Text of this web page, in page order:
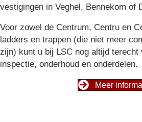
vestigingen in Veghel, Bennekom of
Voor zowel de Centrum, Centru en
ladders en trappen (die niet meer
zijn) kunt u bij LSC nog altijd terecht
inspectie, onderhoud en onderdelen.
Meer